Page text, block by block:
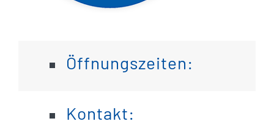
Öffnungszeiten:
Kontakt: